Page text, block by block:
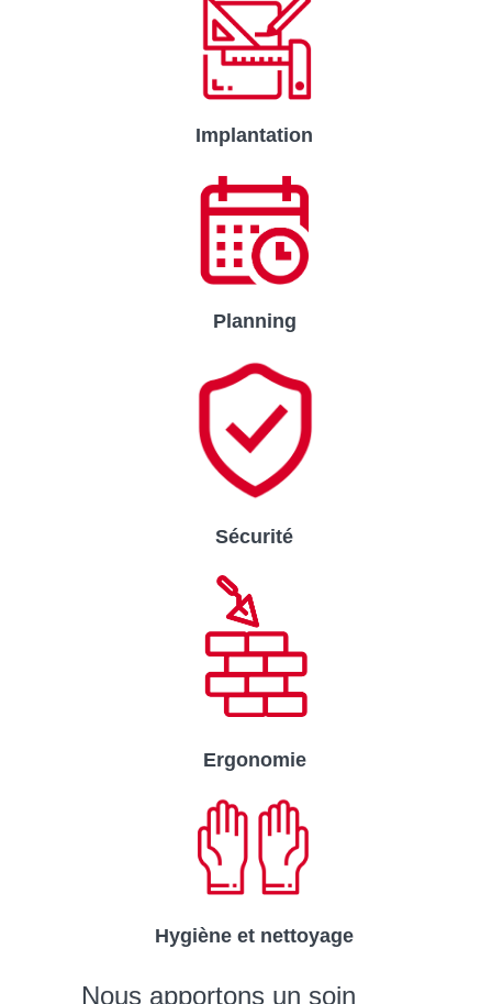
Implantation
Planning
Sécurité
Ergonomie
Hygiène et nettoyage
Nous apportons un soin